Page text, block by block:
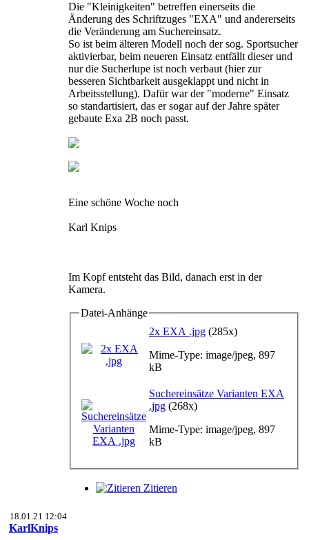
Die "Kleinigkeiten" betreffen einerseits die
Änderung des Schriftzuges "EXA" und andererseits
die Veränderung am Suchereinsatz.
So ist beim älteren Modell noch der sog. Sportsucher
aktivierbar, beim neueren Einsatz entfällt dieser und
nur die Sucherlupe ist noch verbaut (hier zur
besseren Sichtbarkeit ausgeklappt und nicht in
Arbeitsstellung). Dafür war der "moderne" Einsatz
so standartisiert, das er sogar auf der Jahre später
gebaute Exa 2B noch passt.
Eine schöne Woche noch
Karl Knips
Im Kopf entsteht das Bild, danach erst in der
Kamera.
Datei-Anhänge
2x EXA .jpg (285x)
Mime-Type: image/jpeg, 897
kB
Suchereinsätze Varianten EXA
.jpg (268x)
Mime-Type: image/jpeg, 897
kB
Zitieren
18.01.21 12:04
KarlKnips